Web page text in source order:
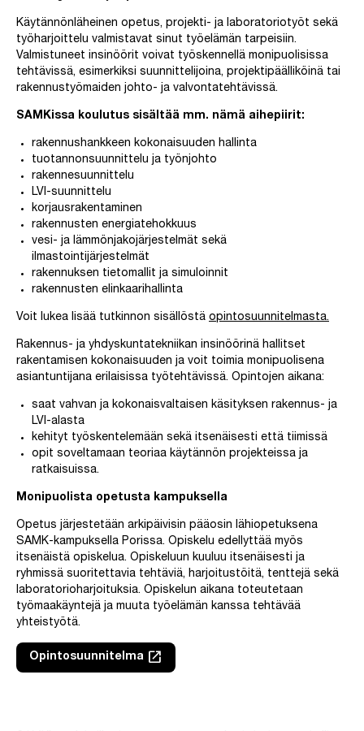
Käytännönläheinen opetus, projekti- ja laboratoriotyöt sekä
työharjoittelu valmistavat sinut työelämän tarpeisiin.
Valmistuneet insinöörit voivat työskennellä monipuolisissa
tehtävissä, esimerkiksi suunnittelijoina, projektipäälliköinä tai
rakennustyömaiden johto- ja valvontatehtävissä.
SAMKissa koulutus sisältää mm. nämä aihepiirit:
rakennushankkeen kokonaisuuden hallinta
tuotannonsuunnittelu ja työnjohto
rakennesuunnittelu
LVI-suunnittelu
korjausrakentaminen
rakennusten energiatehokkuus
vesi- ja lämmönjakojärjestelmät sekä
ilmastointijärjestelmät
rakennuksen tietomallit ja simuloinnit
rakennusten elinkaarihallinta
Voit lukea lisää tutkinnon sisällöstä opintosuunnitelmasta.
Rakennus- ja yhdyskuntatekniikan insinöörinä hallitset
rakentamisen kokonaisuuden ja voit toimia monipuolisena
asiantuntijana erilaisissa työtehtävissä. Opintojen aikana:
saat vahvan ja kokonaisvaltaisen käsityksen rakennus- ja
LVI-alasta
kehityt työskentelemään sekä itsenäisesti että tiimissä
opit soveltamaan teoriaa käytännön projekteissa ja
ratkaisuissa.
Monipuolista opetusta kampuksella
Opetus järjestetään arkipäivisin pääosin lähiopetuksena
SAMK-kampuksella Porissa. Opiskelu edellyttää myös
itsenäistä opiskelua. Opiskeluun kuuluu itsenäisesti ja
ryhmissä suoritettavia tehtäviä, harjoitustöitä, tenttejä sekä
laboratorioharjoituksia. Opiskelun aikana toteutetaan
työmaakäyntejä ja muuta työelämän kanssa tehtävää
yhteistyötä.
Opintosuunnitelma
Linkki avautuu uuteen välilehteen
launch